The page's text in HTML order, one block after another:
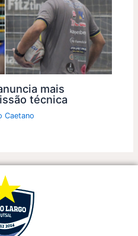
mais
técnica
Caetano